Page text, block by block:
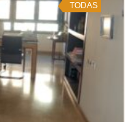
TODAS